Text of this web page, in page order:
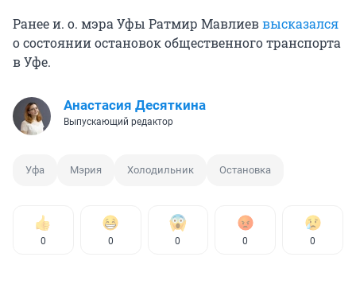
Ранее и. о. мэра Уфы Ратмир Мавлиеввысказался
о состоянии остановок общественного транспорта
в Уфе.
Анастасия Десяткина
Выпускающий редактор
Уфа Мэрия Холодильник Остановка
0 0 0 0 0